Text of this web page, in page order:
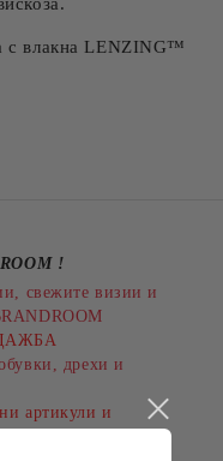
с влакна LENZING™
!
свежите визии и
дрехи и
артикули и